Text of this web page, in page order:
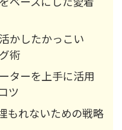
かしたかっこい
術
ターを上手に活用
ツ
もれないための戦略